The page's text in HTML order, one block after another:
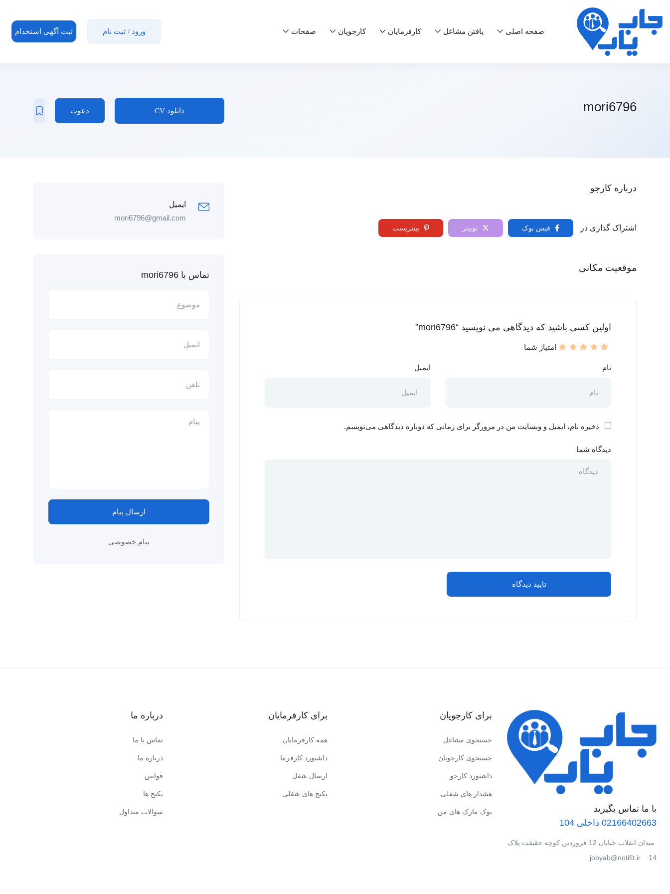
صفحه اصلی یافتن مشاغل کارفرمایان کارجویان صفحات ورود / ثبت نام ثبت آگهی استخدام
mori6796 دانلود CV دعوت
درباره کارجو
اشتراک گذاری در فیس بوک توییتر پینتریست
موقعیت مکانی
اولین کسی باشید که دیدگاهی می نویسید “mori6796”
امتیاز شما
نام ایمیل
ذخیره نام، ایمیل و وبسایت من در مرورگر برای زمانی که دوباره دیدگاهی می‌نویسم.
دیدگاه شما
ایمیل
mori6796@gmail.com
تماس با mori6796
ارسال پیام
پیام خصوصی
با ما تماس بگیرید
02166402663 داخلی 104
میدان انقلاب خیابان 12 فروردین کوچه حقیقت پلاک
14 jobyab@notifit.ir
برای کارجویان
جستجوی مشاغل
جستجوی کارجویان
داشبورد کارجو
هشدار های شغلی
بوک مارک های من
برای کارفرمایان
همه کارفرمایان
داشبورد کارفرما
ارسال شغل
پکیج های شغلی
درباره ما
تماس با ما
درباره ما
قوانین
پکیج ها
سوالات متداول